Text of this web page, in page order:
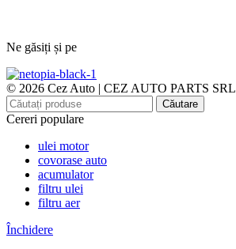
Ne găsiți și pe
© 2026 Cez Auto | CEZ AUTO PARTS SRL
Căutare
Cereri populare
ulei motor
covorase auto
acumulator
filtru ulei
filtru aer
Închidere